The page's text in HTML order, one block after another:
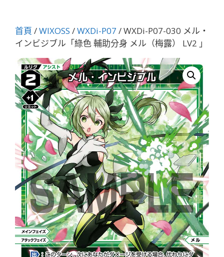
首頁 /WIXOSS /WXDi-P07 / WXDi-P07-030 メル・
インビジブル「綠色 輔助分身 メル（梅露） LV2 」